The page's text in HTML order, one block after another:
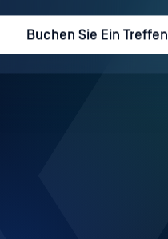
Buchen Sie Ein Treffen